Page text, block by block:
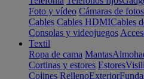
Foto y vídeo Cámaras de fotos
Cables Cables HDMICables
Consolas y videojuegos
Textil
Ropa de cama Mantas
Cortinas y estores Estores
Cojines RellenoExterior